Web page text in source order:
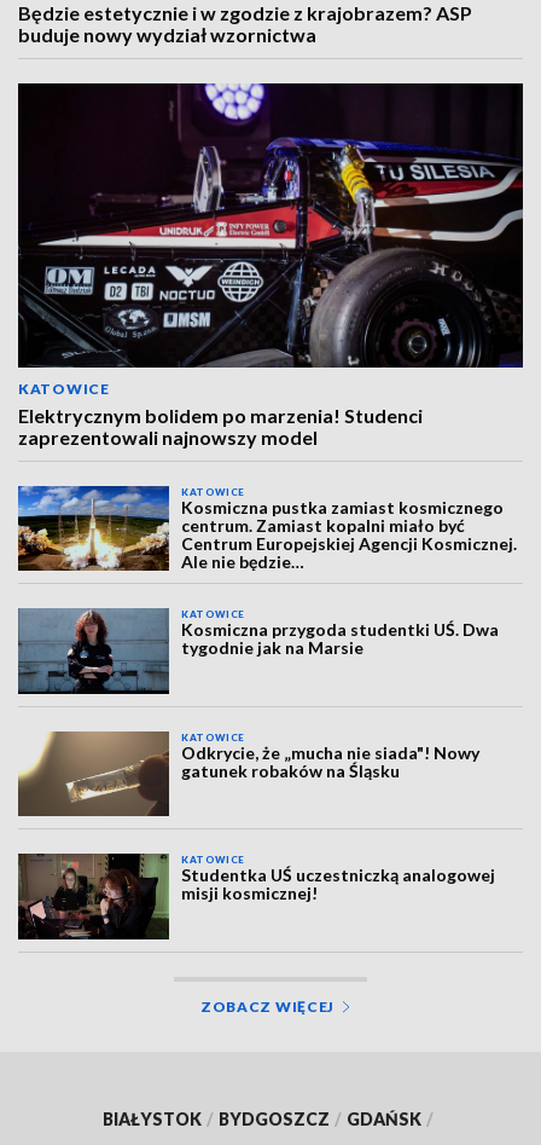
Będzie estetycznie i w zgodzie z krajobrazem? ASP
buduje nowy wydział wzornictwa
KATOWICE
Elektrycznym bolidem po marzenia! Studenci
zaprezentowali najnowszy model
KATOWICE
Kosmiczna pustka zamiast kosmicznego
centrum. Zamiast kopalni miało być
Centrum Europejskiej Agencji Kosmicznej.
Ale nie będzie…
KATOWICE
Kosmiczna przygoda studentki UŚ. Dwa
tygodnie jak na Marsie
KATOWICE
Odkrycie, że „mucha nie siada"! Nowy
gatunek robaków na Śląsku
KATOWICE
Studentka UŚ uczestniczką analogowej
misji kosmicznej!
ZOBACZ WIĘCEJ
BIAŁYSTOK / BYDGOSZCZ / GDAŃSK /